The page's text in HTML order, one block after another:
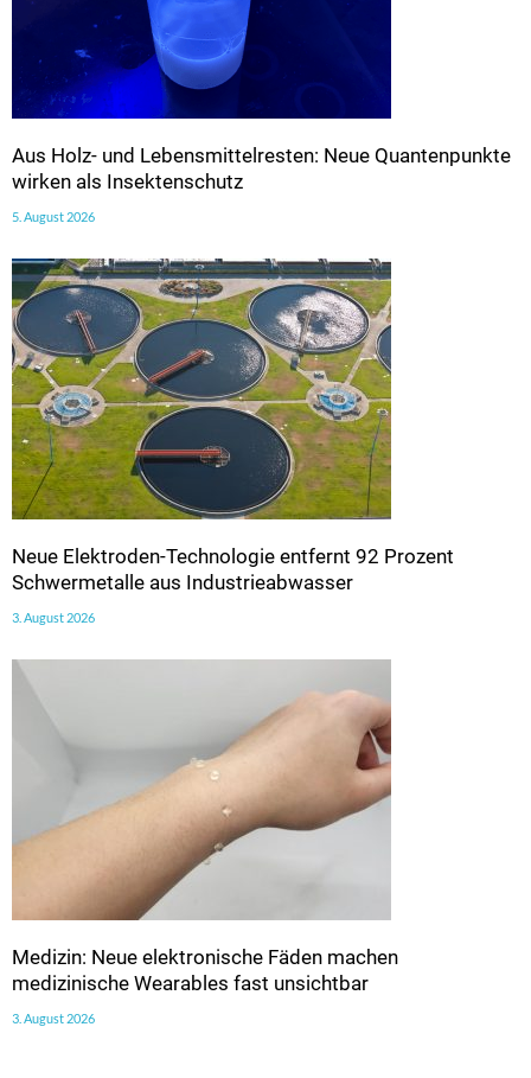
Aus Holz- und Lebensmittelresten: Neue Quantenpunkte
wirken als Insektenschutz
5. August 2026
Neue Elektroden-Technologie entfernt 92 Prozent
Schwermetalle aus Industrieabwasser
3. August 2026
Medizin: Neue elektronische Fäden machen
medizinische Wearables fast unsichtbar
3. August 2026